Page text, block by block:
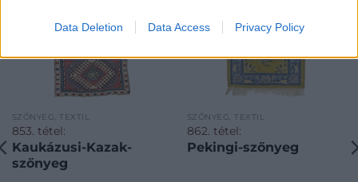
Data Deletion Data Access Privacy Policy
SZŐNYEG, TEXTIL
853. tétel:
Kaukázusi-Kazak-
szőnyeg
SZŐNYEG, TEXTIL
862. tétel:
Pekingi-szőnyeg